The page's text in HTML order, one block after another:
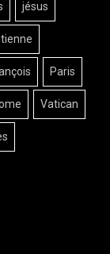
jésus
Paris
Vatican